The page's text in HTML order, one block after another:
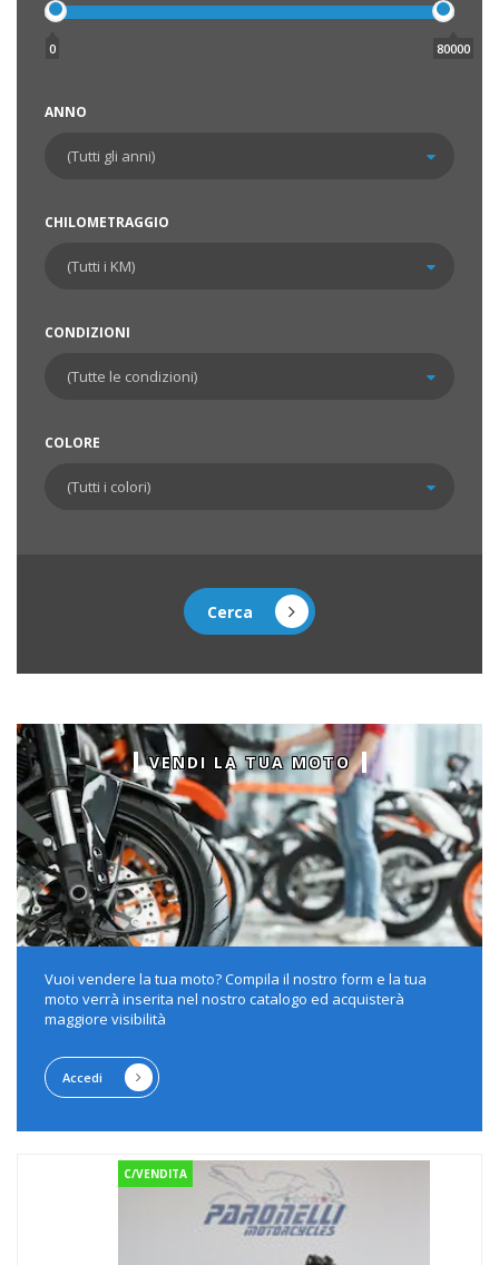
0 80000
ANNO
CHILOMETRAGGIO
CONDIZIONI
COLORE
Cerca
VENDI LA TUA MOTO
Vuoi vendere la tua moto? Compila il nostro form e la tua
moto verrà inserita nel nostro catalogo ed acquisterà
maggiore visibilità
Accedi
C/VENDITA